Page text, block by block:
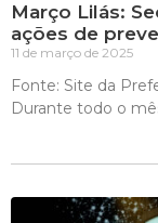
Março Lilás:
ações de
11 de março de 2025
Fonte: Site da
Durante todo o